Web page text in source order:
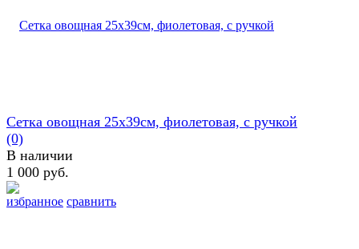
избранное сравнить
Сетка овощная 25х39см, фиолетовая, с ручкой
(0)
В наличии
1 000 руб.